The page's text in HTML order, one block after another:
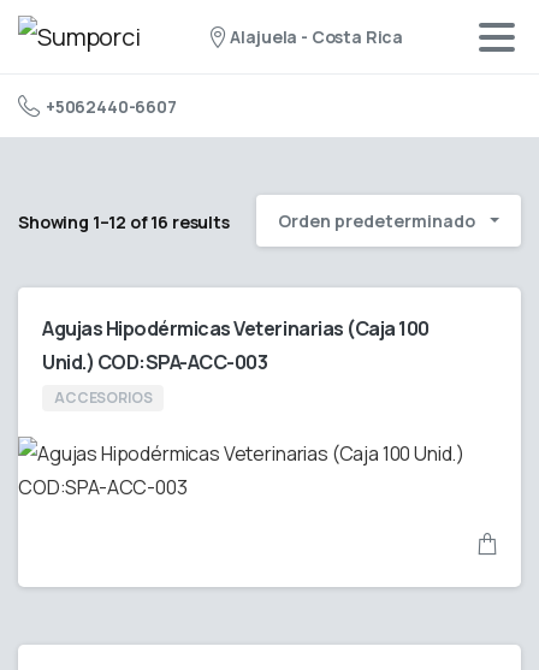
Alajuela - Costa Rica
+5062440-6607
Showing 1–12 of 16 results Orden predeterminado
Agujas Hipodérmicas Veterinarias (Caja 100
Unid.) COD:SPA-ACC-003
ACCESORIOS